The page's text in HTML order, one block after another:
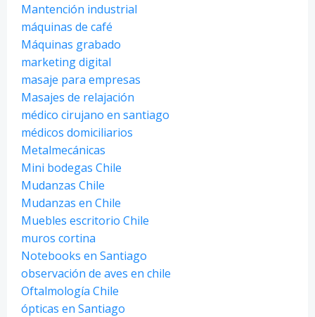
Mantención industrial
máquinas de café
Máquinas grabado
marketing digital
masaje para empresas
Masajes de relajación
médico cirujano en santiago
médicos domiciliarios
Metalmecánicas
Mini bodegas Chile
Mudanzas Chile
Mudanzas en Chile
Muebles escritorio Chile
muros cortina
Notebooks en Santiago
observación de aves en chile
Oftalmología Chile
ópticas en Santiago